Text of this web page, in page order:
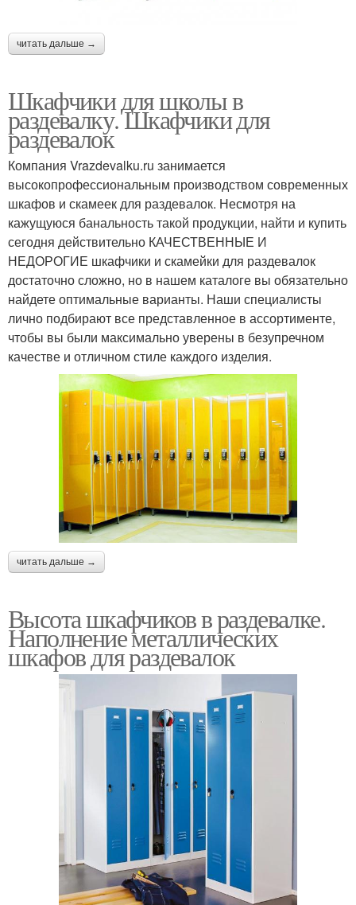
читать дальше →
Шкафчики для школы в
раздевалку. Шкафчики для
раздевалок
Компания Vrazdevalku.ru занимается
высокопрофессиональным производством современных
шкафов и скамеек для раздевалок. Несмотря на
кажущуюся банальность такой продукции, найти и купить
сегодня действительно КАЧЕСТВЕННЫЕ И
НЕДОРОГИЕ шкафчики и скамейки для раздевалок
достаточно сложно, но в нашем каталоге вы обязательно
найдете оптимальные варианты. Наши специалисты
лично подбирают все представленное в ассортименте,
чтобы вы были максимально уверены в безупречном
качестве и отличном стиле каждого изделия.
читать дальше →
Высота шкафчиков в раздевалке.
Наполнение металлических
шкафов для раздевалок